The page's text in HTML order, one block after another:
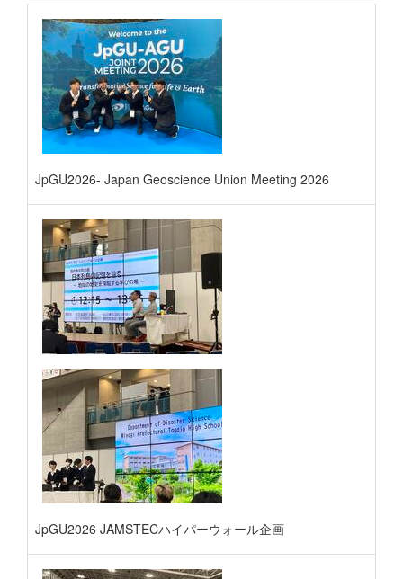
JpGU2026- Japan Geoscience Union Meeting 2026
JpGU2026 JAMSTECハイパーウォール企画